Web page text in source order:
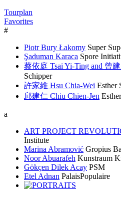
Tourplan
Favorites
#
Piotr Bury Łakomy Super
Şaduman Karaca Spore
蔡依庭 Tsai Yi-Ting and 曾
Schipper
許家維 Hsu Chia-Wei Esther
邱建仁 Chiu Chien-Jen
a
ART PROJECT
Institute
Marina Abramović Gropius
Noor Abuarafeh Kunstraum
Gökçen Dilek Acay PSM
Etel Adnan PalaisPopulaire